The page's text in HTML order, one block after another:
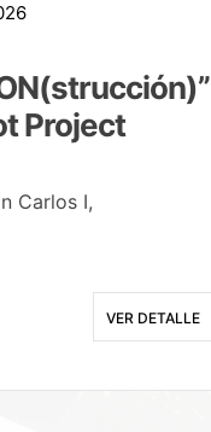
Project
Carlos I,
VER DETALLE